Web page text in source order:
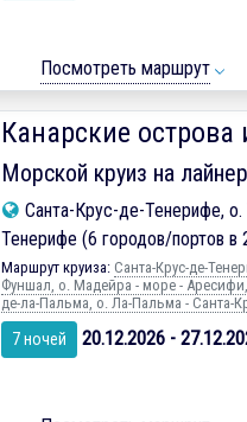
Посмотреть маршрут
Канарские
Морской круиз на
Санта-Крус-де-Тенерифе,
Тенерифе (6 городов/портов в
Маршрут круиза: Санта-Крус-де-
Фуншал, о. Мадейра - море -
де-ла-Пальма, о. Ла-Пальма - Санта-
7 ночей 20.12.2026 -